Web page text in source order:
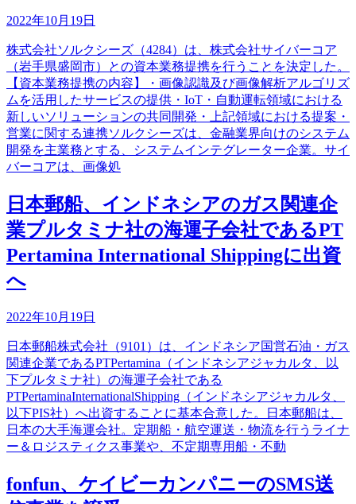
2022年10月19日
株式会社ソルクシーズ（4284）は、株式会社サイバーコア
（岩手県盛岡市）との資本業務提携を行うことを決定した。
【資本業務提携の内容】・画像認識及び画像解析アルゴリズ
ムを活用したサービスの提供・IoT・自動運転領域における
新しいソリューションの共同開発・上記領域における提案・
営業に関する連携ソルクシーズは、金融業界向けのシステム
開発を主業務とする、システムインテグレーター企業。サイ
バーコアは、画像処
日本郵船、インドネシアのガス関連企
業プルタミナ社の海運子会社であるPT
Pertamina International Shippingに出資
へ
2022年10月19日
日本郵船株式会社（9101）は、インドネシア国営石油・ガス
関連企業であるPTPertamina（インドネシアジャカルタ、以
下プルタミナ社）の海運子会社である
PTPertaminaInternationalShipping（インドネシアジャカルタ、
以下PIS社）へ出資することに基本合意した。日本郵船は、
日本の大手海運会社。定期船・航空運送・物流を行うライナ
ー＆ロジスティクス事業や、不定期専用船・不動
fonfun、ケイビーカンパニーのSMS送